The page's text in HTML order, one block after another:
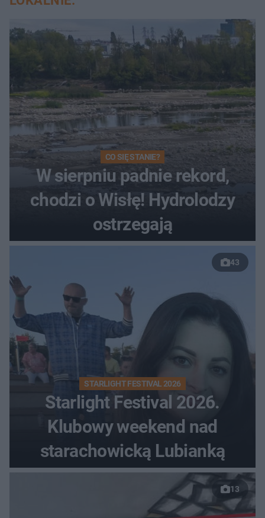
CO SIĘ STANIE?
W sierpniu padnie rekord,
chodzi o Wisłę! Hydrolodzy
ostrzegają
43
STARLIGHT FESTIVAL 2026
Starlight Festival 2026.
Klubowy weekend nad
starachowicką Lubianką
13